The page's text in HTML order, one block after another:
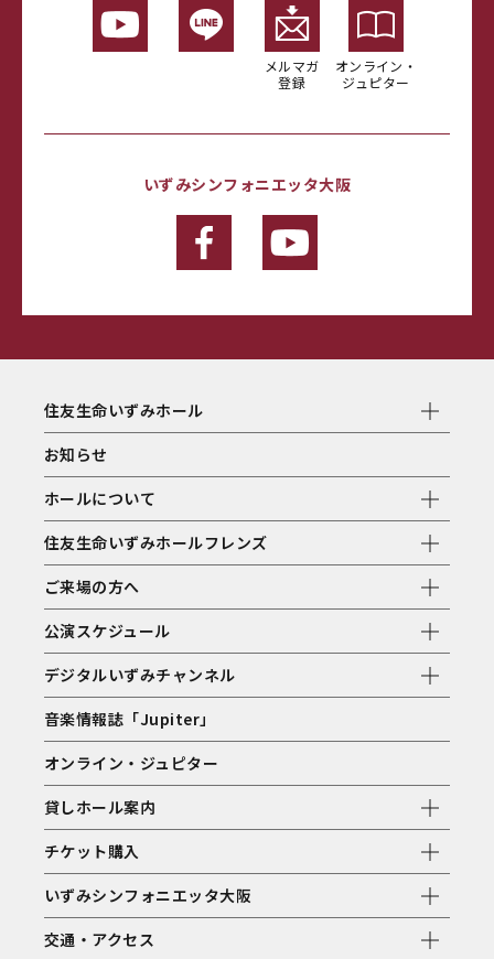
メルマガ
登録
オンライン・
ジュピター
いずみシンフォニエッタ大阪
住友生命いずみホール
お知らせ
ホールについて
住友生命いずみホールフレンズ
ご来場の方へ
公演スケジュール
デジタルいずみチャンネル
音楽情報誌「Jupiter」
オンライン・ジュピター
貸しホール案内
チケット購入
いずみシンフォニエッタ大阪
交通・アクセス